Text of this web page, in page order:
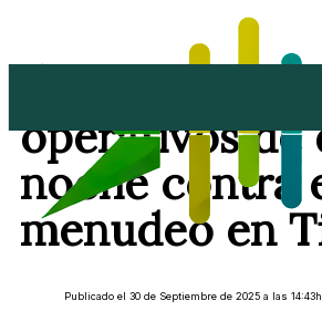
operativos de
noche contra
menudeo en
Publicado el 30 de Septiembre de 2025 a las 14:43h